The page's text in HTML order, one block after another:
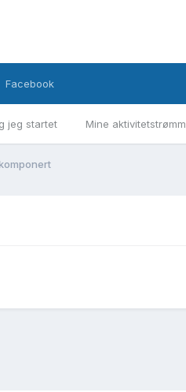
jeg startet Mine
Facebook